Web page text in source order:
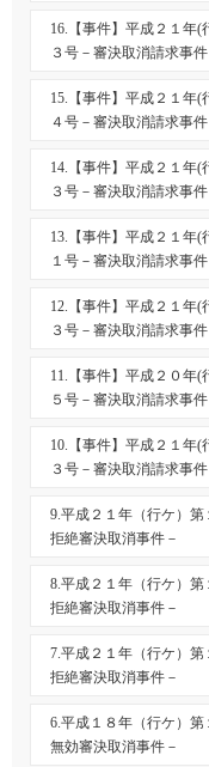
16.【事件】平成２１年(
３号－審決取消請求事件
15.【事件】平成２１年(
４号－審決取消請求事件
14.【事件】平成２１年(
３号－審決取消請求事件
13.【事件】平成２１年(
１号－審決取消請求事件
12.【事件】平成２１年(
３号－審決取消請求事件
11.【事件】平成２０年(
５号－審決取消請求事件
10.【事件】平成２１年(
３号－審決取消請求事件
9.平成２１年（行ケ）第
拒絶審決取消事件－
8.平成２１年（行ケ）第
拒絶審決取消事件－
7.平成２１年（行ケ）第
拒絶審決取消事件－
6.平成１８年（行ケ）第
無効審決取消事件－